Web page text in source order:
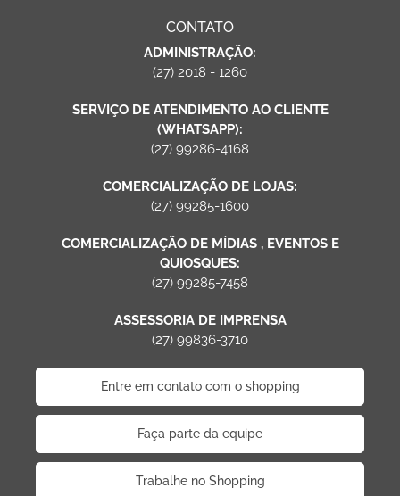
CONTATO
ADMINISTRAÇÃO:
(27) 2018 - 1260
SERVIÇO DE ATENDIMENTO AO CLIENTE
(WHATSAPP):
(27) 99286-4168
COMERCIALIZAÇÃO DE LOJAS:
(27) 99285-1600
COMERCIALIZAÇÃO DE MÍDIAS , EVENTOS E
QUIOSQUES:
(27) 99285-7458
ASSESSORIA DE IMPRENSA
(27) 99836-3710
Entre em contato com o shopping
Faça parte da equipe
Trabalhe no Shopping